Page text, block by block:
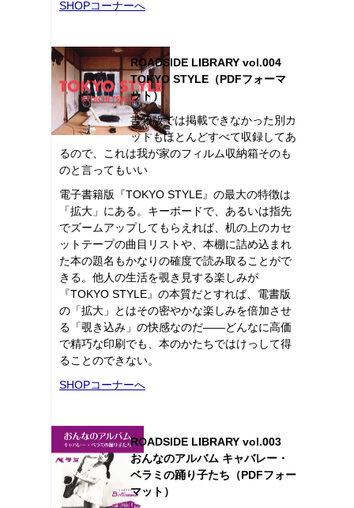
SHOPコーナーへ
ROADSIDE LIBRARY vol.004
TOKYO STYLE（PDFフォーマ
ット）
書籍版では掲載できなかった別カ
ットもほとんどすべて収録してあ
るので、これは我が家のフィルム収納箱そのも
のと言ってもいい
電子書籍版『TOKYO STYLE』の最大の特徴は
「拡大」にある。キーボードで、あるいは指先
でズームアップしてもらえれば、机の上のカセ
ットテープの曲目リストや、本棚に詰め込まれ
た本の題名もかなりの確度で読み取ることがで
きる。他人の生活を覗き見する楽しみが
『TOKYO STYLE』の本質だとすれば、電書版
の「拡大」とはその密やかな楽しみを倍加させ
る「覗き込み」の快感なのだ――どんなに高価
で精巧な印刷でも、本のかたちではけっして得
ることのできない。
SHOPコーナーへ
ROADSIDE LIBRARY vol.003
おんなのアルバム キャバレー・
ベラミの踊り子たち（PDFフォー
マット）